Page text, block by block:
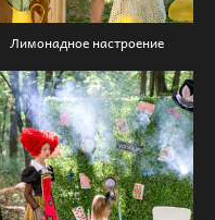
Лимонадное настроение